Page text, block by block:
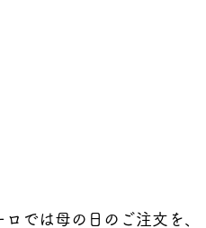
ロでは母の日のご注文を、